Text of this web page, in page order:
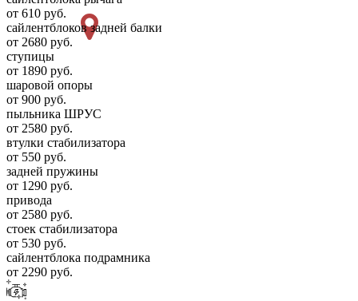
от 610 руб.
сайлентблоков задней балки
от 2680 руб.
ступицы
от 1890 руб.
шаровой опоры
от 900 руб.
пыльника ШРУС
от 2580 руб.
втулки стабилизатора
от 550 руб.
задней пружины
от 1290 руб.
привода
от 2580 руб.
стоек стабилизатора
от 530 руб.
сайлентблока подрамника
от 2290 руб.